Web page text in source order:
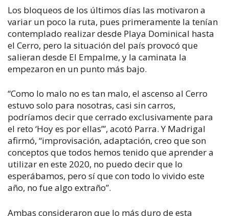
Los bloqueos de los últimos días las motivaron a
variar un poco la ruta, pues primeramente la tenían
contemplado realizar desde Playa Dominical hasta
el Cerro, pero la situación del país provocó que
salieran desde El Empalme, y la caminata la
empezaron en un punto más bajo.
“Como lo malo no es tan malo, el ascenso al Cerro
estuvo solo para nosotras, casi sin carros,
podríamos decir que cerrado exclusivamente para
el reto ‘Hoy es por ellas’”, acotó Parra. Y Madrigal
afirmó, “improvisación, adaptación, creo que son
conceptos que todos hemos tenido que aprender a
utilizar en este 2020, no puedo decir que lo
esperábamos, pero sí que con todo lo vivido este
año, no fue algo extraño”.
Ambas consideraron que lo más duro de esta